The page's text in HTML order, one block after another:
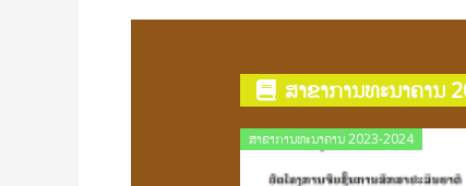
ສາຂາການທະນາຄານ
ສາຂາການທະນາຄານ 2023-2024
Posted
on